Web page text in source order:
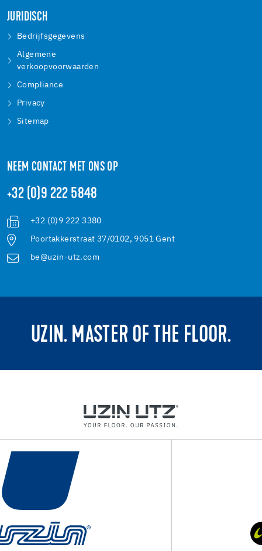
JURIDISCH
Bedrijfsgegevens
Algemene
verkoopvoorwaarden
Compliance
Privacy
Sitemap
NEEM CONTACT MET ONS OP
+32 (0)9 222 5848
+32 (0)9 222 3380
Poortakkerstraat 37/0102, 9051 Gent
be@uzin-utz.com
UZIN. MASTER OF THE FLOOR.